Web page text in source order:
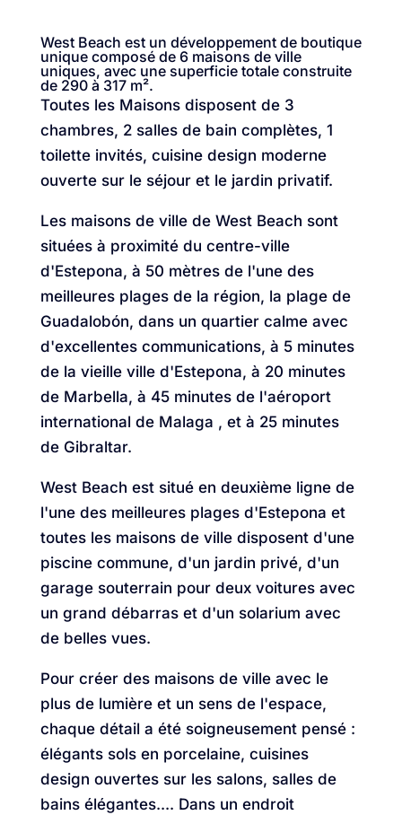
West Beach est un développement de boutique
unique composé de 6 maisons de ville
uniques, avec une superficie totale construite
de 290 à 317 m².
Toutes les Maisons disposent de 3
chambres, 2 salles de bain complètes, 1
toilette invités, cuisine design moderne
ouverte sur le séjour et le jardin privatif.
Les maisons de ville de West Beach sont
situées à proximité du centre-ville
d'Estepona, à 50 mètres de l'une des
meilleures plages de la région, la plage de
Guadalobón, dans un quartier calme avec
d'excellentes communications, à 5 minutes
de la vieille ville d'Estepona, à 20 minutes
de Marbella, à 45 minutes de l'aéroport
international de Malaga , et à 25 minutes
de Gibraltar.
West Beach est situé en deuxième ligne de
l'une des meilleures plages d'Estepona et
toutes les maisons de ville disposent d'une
piscine commune, d'un jardin privé, d'un
garage souterrain pour deux voitures avec
un grand débarras et d'un solarium avec
de belles vues.
Pour créer des maisons de ville avec le
plus de lumière et un sens de l'espace,
chaque détail a été soigneusement pensé :
élégants sols en porcelaine, cuisines
design ouvertes sur les salons, salles de
bains élégantes.... Dans un endroit